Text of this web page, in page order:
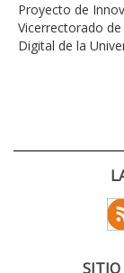
Proyecto de
Vicerrectorado
Digital de la
SITIO